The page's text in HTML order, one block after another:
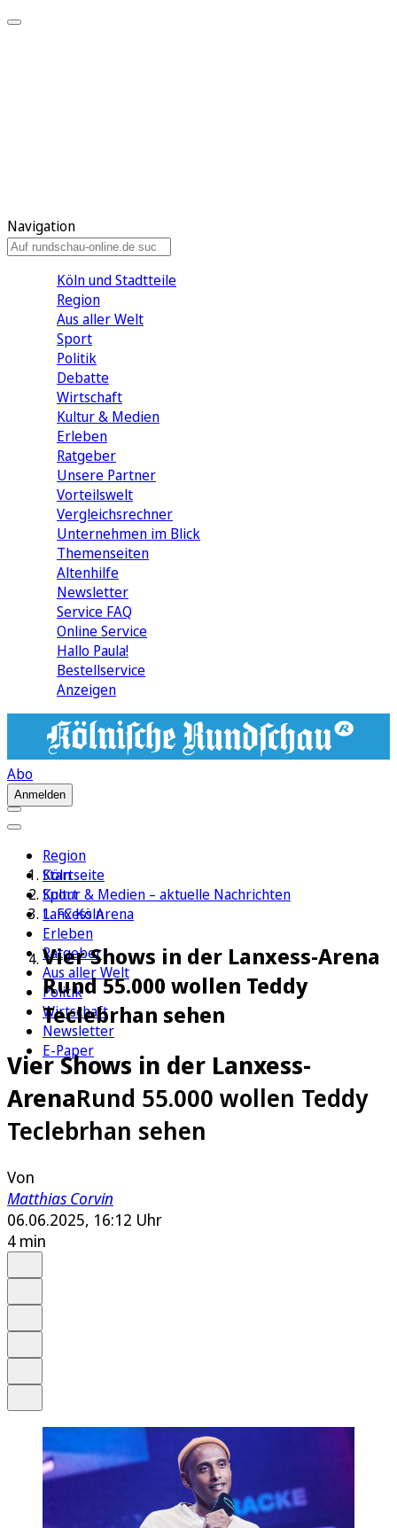
Navigation
Köln und Stadtteile
Region
Aus aller Welt
Sport
Politik
Debatte
Wirtschaft
Kultur & Medien
Erleben
Ratgeber
Unsere Partner
Vorteilswelt
Vergleichsrechner
Unternehmen im Blick
Themenseiten
Altenhilfe
Newsletter
Service FAQ
Online Service
Hallo Paula!
Bestellservice
Anzeigen
Abo
Anmelden
Region
Köln
Sport
1. FC Köln
Erleben
Ratgeber
Aus aller Welt
Politik
Wirtschaft
Newsletter
E-Paper
Startseite
Kultur & Medien – aktuelle Nachrichten
Lanxess Arena
Vier Shows in der Lanxess-Arena
Rund 55.000 wollen Teddy
Teclebrhan sehen
Vier Shows in der Lanxess-
ArenaRund 55.000 wollen Teddy
Teclebrhan sehen
Von
Matthias Corvin
06.06.2025, 16:12 Uhr
4 min